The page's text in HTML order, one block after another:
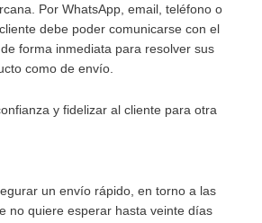
Por WhatsApp, email, teléfono o
debe poder comunicarse con el
forma inmediata para resolver sus
como de envío.
y fidelizar al cliente para otra
un envío rápido, en torno a las
no quiere esperar hasta veinte días